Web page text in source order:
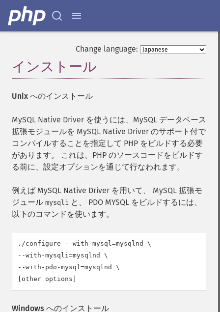
Change language:
インストール
Unix へのインストール
MySQL Native Driver を使うには、MySQL データベース
拡張モジュールを MySQL Native Driver のサポート付で
コンパイルすることを指定して PHP をビルドする必要
があります。 これは、PHP のソースコードをビルドす
る前に、設定オプションを通じて行なわれます。
例えば MySQL Native Driver を用いて、 MySQL 拡張モ
ジュール mysqli と、 PDO MYSQL をビルドするには、
以下のコマンドを使います。
./configure --with-mysql=mysqlnd \
--with-mysqli=mysqlnd \
--with-pdo-mysql=mysqlnd \
[other options]
Windows へのインストール